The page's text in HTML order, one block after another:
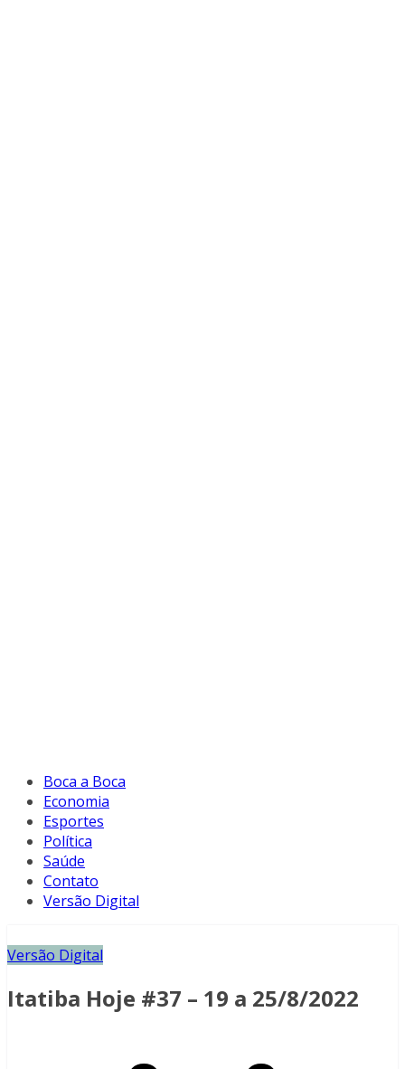
Boca a Boca
Economia
Esportes
Política
Saúde
Contato
Versão Digital
Versão Digital
Itatiba Hoje #37 – 19 a 25/8/2022